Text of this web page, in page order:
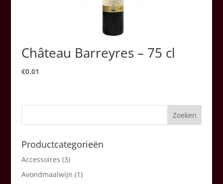
Château Barreyres – 75 cl
€0.01
Productcategorieën
Accessoires (3)
Avondmaalwijn (1)